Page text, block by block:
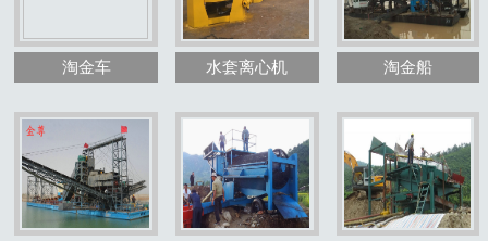
淘金车 水套离心机 淘金船